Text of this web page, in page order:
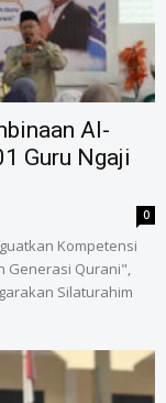
Al-
Guru Ngaji
0
Kompetensi
Generasi Qurani",
Silaturahim